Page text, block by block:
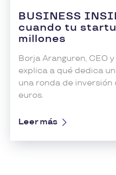
BUSINESS
cuando tu
millones
Borja Aranguren, CEO
explica a qué dedica
una ronda de inversión
euros.
Leer más